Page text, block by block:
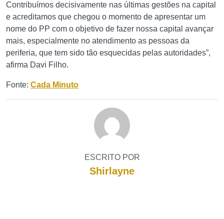
Contribuímos decisivamente nas últimas gestões na capital
e acreditamos que chegou o momento de apresentar um
nome do PP com o objetivo de fazer nossa capital avançar
mais, especialmente no atendimento as pessoas da
periferia, que tem sido tão esquecidas pelas autoridades”,
afirma Davi Filho.
Fonte: Cada Minuto
ESCRITO POR
Shirlayne